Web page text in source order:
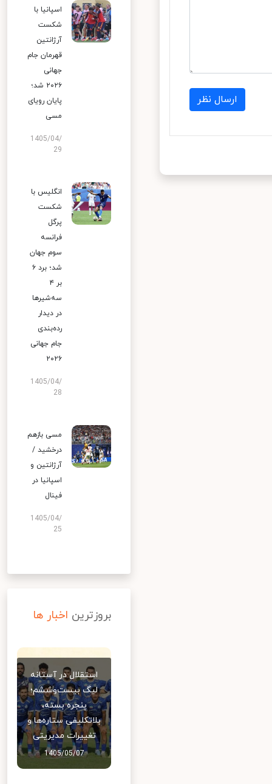
ارسال نظر
اسپانیا با
شکست
آرژانتین
قهرمان جام
جهانی
۲۰۲۶ شد؛
پایان رویای
مسی
1405/04/
29
انگلیس با
شکست
پرگل
فرانسه
سوم جهان
شد؛ برد ۶
بر ۴
سه‌شیرها
در دیدار
رده‌بندی
جام جهانی
۲۰۲۶
1405/04/
28
مسی بازهم
درخشید /
آرژانتین و
اسپانیا در
فینال
1405/04/
25
بروزترین اخبار ها
استقلال در آستانه
لیگ بیست‌وششم؛
پنجره بسته،
بلاتکلیفی ستاره‌ها و
تغییرات مدیریتی
1405/05/07